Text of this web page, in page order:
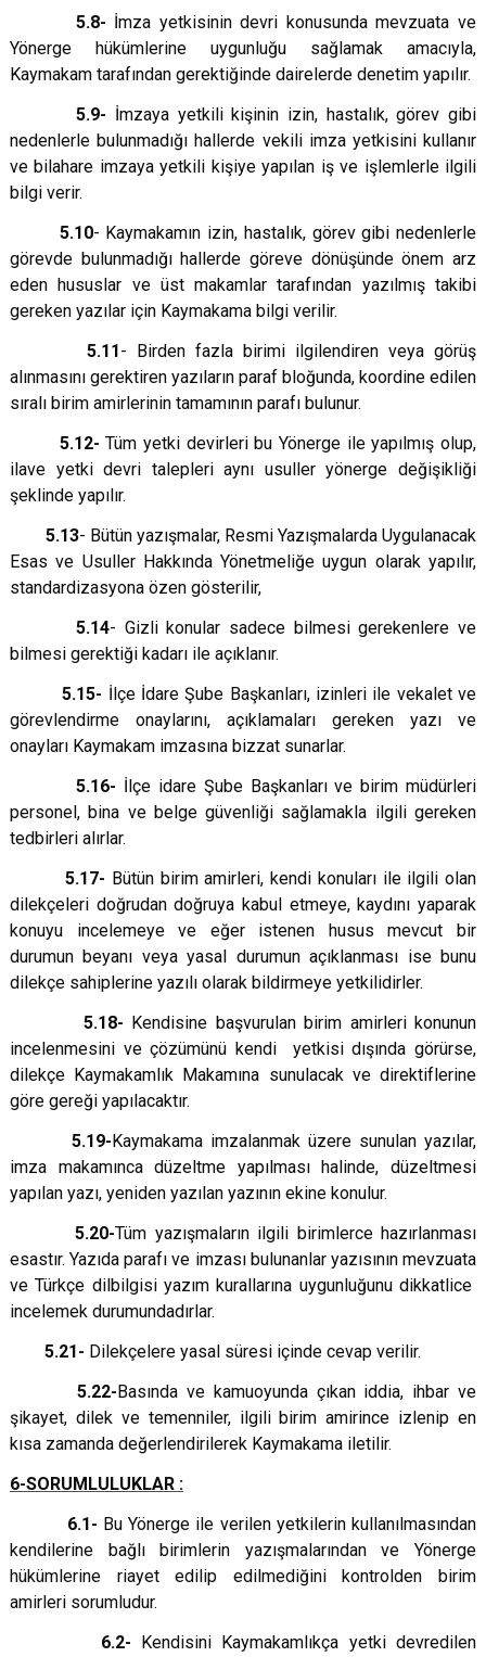
5.8- İmza yetkisinin devri konusunda mevzuata ve
Yönerge hükümlerine uygunluğu sağlamak amacıyla,
Kaymakam tarafından gerektiğinde dairelerde denetim yapılır.
5.9- İmzaya yetkili kişinin izin, hastalık, görev gibi
nedenlerle bulunmadığı hallerde vekili imza yetkisini kullanır
ve bilahare imzaya yetkili kişiye yapılan iş ve işlemlerle ilgili
bilgi verir.
5.10- Kaymakamın izin, hastalık, görev gibi nedenlerle
görevde bulunmadığı hallerde göreve dönüşünde önem arz
eden hususlar ve üst makamlar tarafından yazılmış takibi
gereken yazılar için Kaymakama bilgi verilir.
5.11- Birden fazla birimi ilgilendiren veya görüş
alınmasını gerektiren yazıların paraf bloğunda, koordine edilen
sıralı birim amirlerinin tamamının parafı bulunur.
5.12- Tüm yetki devirleri bu Yönerge ile yapılmış olup,
ilave yetki devri talepleri aynı usuller yönerge değişikliği
şeklinde yapılır.
5.13- Bütün yazışmalar, Resmi Yazışmalarda Uygulanacak
Esas ve Usuller Hakkında Yönetmeliğe uygun olarak yapılır,
standardizasyona özen gösterilir,
5.14- Gizli konular sadece bilmesi gerekenlere ve
bilmesi gerektiği kadarı ile açıklanır.
5.15- İlçe İdare Şube Başkanları, izinleri ile vekalet ve
görevlendirme onaylarını, açıklamaları gereken yazı ve
onayları Kaymakam imzasına bizzat sunarlar.
5.16- İlçe idare Şube Başkanları ve birim müdürleri
personel, bina ve belge güvenliği sağlamakla ilgili gereken
tedbirleri alırlar.
5.17- Bütün birim amirleri, kendi konuları ile ilgili olan
dilekçeleri doğrudan doğruya kabul etmeye, kaydını yaparak
konuyu incelemeye ve eğer istenen husus mevcut bir
durumun beyanı veya yasal durumun açıklanması ise bunu
dilekçe sahiplerine yazılı olarak bildirmeye yetkilidirler.
5.18- Kendisine başvurulan birim amirleri konunun
incelenmesini ve çözümünü kendi yetkisi dışında görürse,
dilekçe Kaymakamlık Makamına sunulacak ve direktiflerine
göre gereği yapılacaktır.
5.19-Kaymakama imzalanmak üzere sunulan yazılar,
imza makamınca düzeltme yapılması halinde, düzeltmesi
yapılan yazı, yeniden yazılan yazının ekine konulur.
5.20-Tüm yazışmaların ilgili birimlerce hazırlanması
esastır. Yazıda parafı ve imzası bulunanlar yazısının mevzuata
ve Türkçe dilbilgisi yazım kurallarına uygunluğunu dikkatlice
incelemek durumundadırlar.
5.21- Dilekçelere yasal süresi içinde cevap verilir.
5.22-Basında ve kamuoyunda çıkan iddia, ihbar ve
şikayet, dilek ve temenniler, ilgili birim amirince izlenip en
kısa zamanda değerlendirilerek Kaymakama iletilir.
6-SORUMLULUKLAR :
6.1- Bu Yönerge ile verilen yetkilerin kullanılmasından
kendilerine bağlı birimlerin yazışmalarından ve Yönerge
hükümlerine riayet edilip edilmediğini kontrolden birim
amirleri sorumludur.
6.2- Kendisini Kaymakamlıkça yetki devredilen